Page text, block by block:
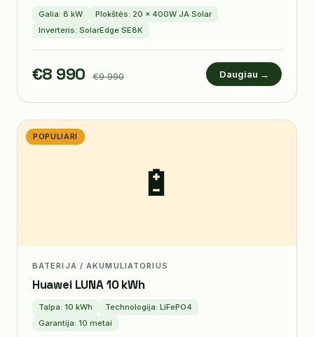
Galia: 8 kW
Plokštės: 20 × 400W JA Solar
Inverteris: SolarEdge SE8K
€8 990 €9 990 Daugiau →
🔋
POPULIARI
BATERIJA / AKUMULIATORIUS
Huawei LUNA 10 kWh
Talpa: 10 kWh
Technologija: LiFePO4
Garantija: 10 metai